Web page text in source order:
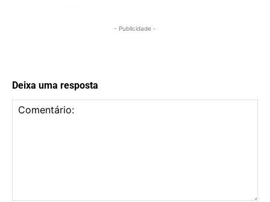
- Publicidade -
Deixa uma resposta